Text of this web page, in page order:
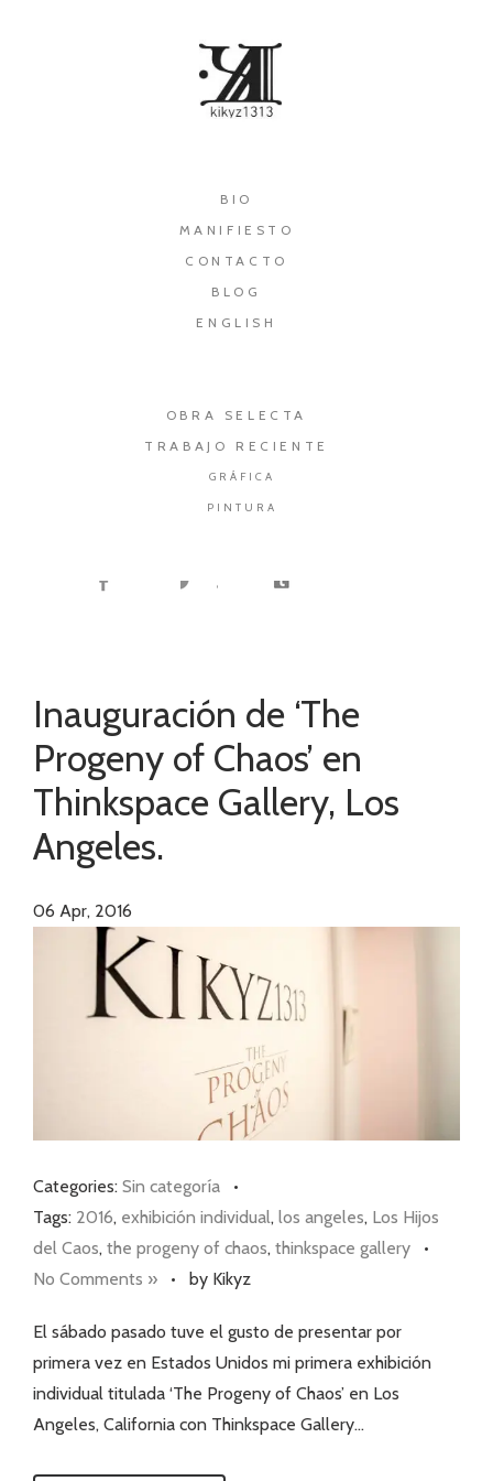
BIO
MANIFIESTO
CONTACTO
BLOG
ENGLISH
OBRA SELECTA
TRABAJO RECIENTE
GRÁFICA
PINTURA
Inauguración de ‘The
Progeny of Chaos’ en
Thinkspace Gallery, Los
Angeles.
06 Apr, 2016
Categories: Sin categoría •
Tags: 2016, exhibición individual, los angeles, Los Hijos
del Caos, the progeny of chaos, thinkspace gallery •
No Comments » • by Kikyz
El sábado pasado tuve el gusto de presentar por
primera vez en Estados Unidos mi primera exhibición
individual titulada ‘The Progeny of Chaos’ en Los
Angeles, California con Thinkspace Gallery…